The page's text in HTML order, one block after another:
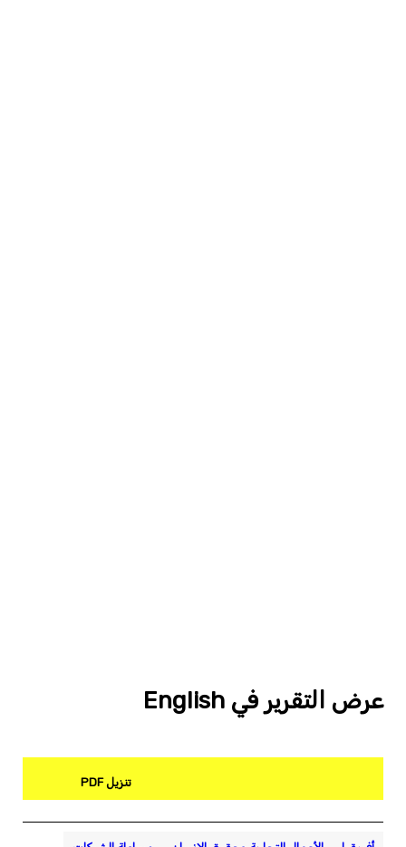
عرض التقرير في English
تنزيل PDF